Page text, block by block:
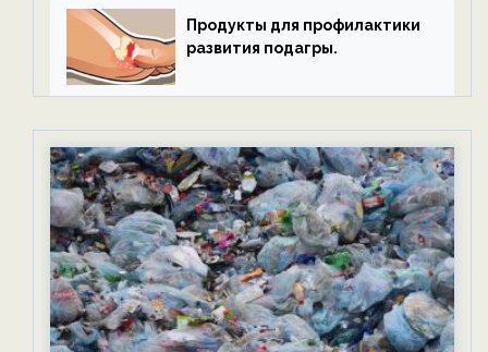
Продукты для профилактики
развития подагры.